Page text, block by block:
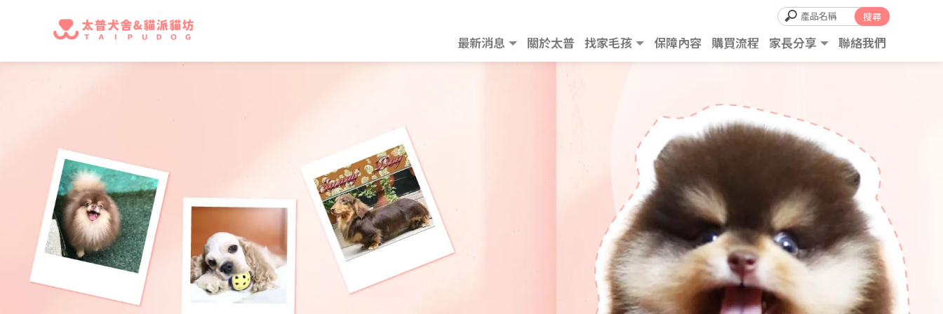
最新消息 關於太普 找家毛孩 保障內容 購買流程 家長分享 聯絡我們